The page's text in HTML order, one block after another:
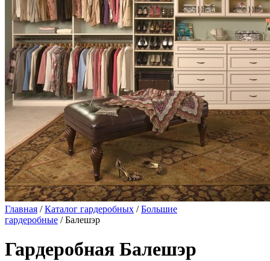
Главная /Каталог гардеробных /Большие
гардеробные / Балешэр
Гардеробная Балешэр